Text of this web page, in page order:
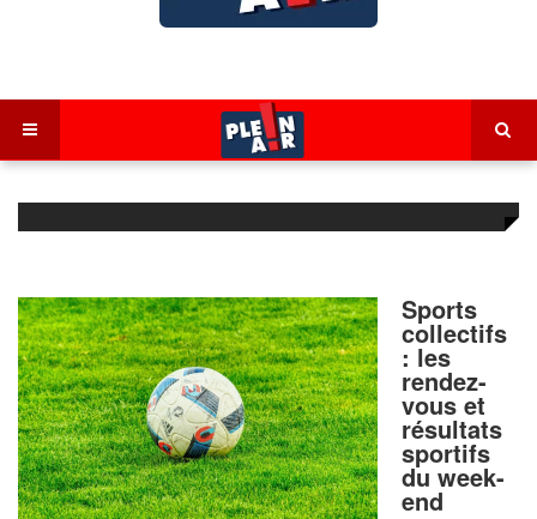
Sports
collectifs
: les
rendez-
vous et
résultats
sportifs
du week-
end